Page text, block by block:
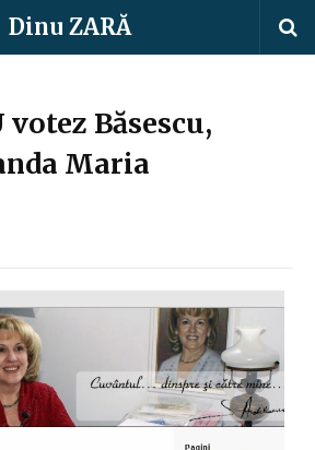
Dinu ZARĂ
votez Băsescu,
Maria